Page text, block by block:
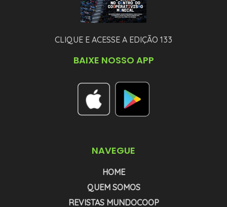
CLIQUE E ACESSE A EDIÇÃO 133
BAIXE NOSSO APP
NAVEGUE
HOME
QUEM SOMOS
REVISTAS MUNDOCOOP